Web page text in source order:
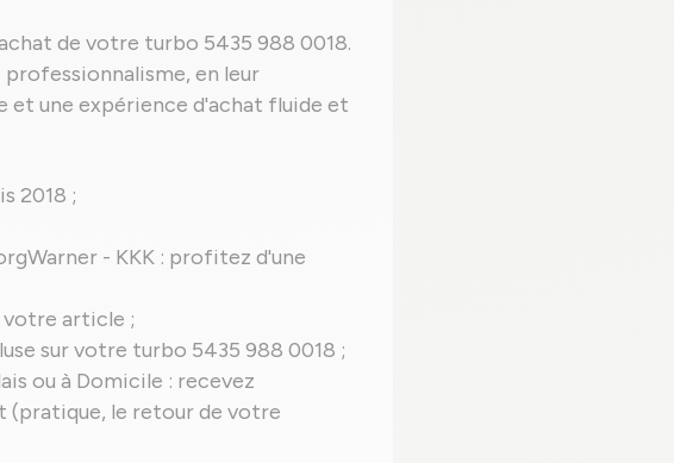
de votre turbo 5435 988 0018.
professionnalisme, en leur
et une expérience d'achat fluide et
2018 ;
- KKK : profitez d'une
votre article ;
sur votre turbo 5435 988 0018 ;
ou à Domicile : recevez
(pratique, le retour de votre